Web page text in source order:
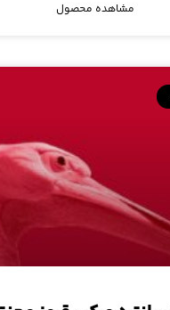
مشاهده محصول